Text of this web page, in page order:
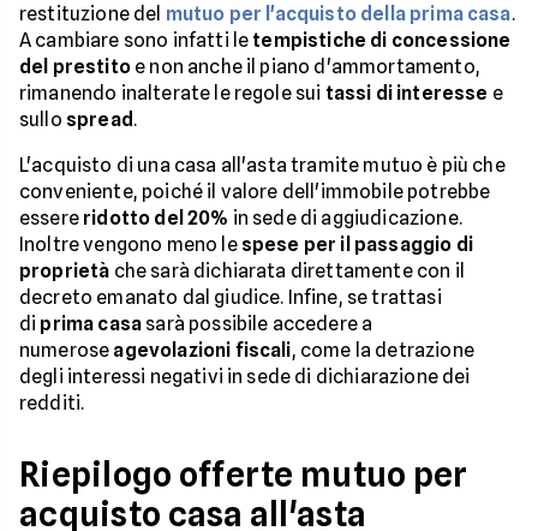
restituzione del mutuo per l'acquisto della prima casa.
A cambiare sono infatti le tempistiche di concessione
del prestitoe non anche il piano d'ammortamento,
rimanendo inalterate le regole sui tassi di interesse e
sullo spread .
L'acquisto di una casa all'asta tramite mutuo è più che
conveniente, poiché il valore dell'immobile potrebbe
essere ridotto del 20% in sede di aggiudicazione.
Inoltre vengono meno le spese per il passaggio di
proprietà che sarà dichiarata direttamente con il
decreto emanato dal giudice. Infine, se trattasi
di prima casa sarà possibile accedere a
numerose agevolazioni fiscali, come la detrazione
degli interessi negativi in sede di dichiarazione dei
redditi.
Riepilogo offerte mutuo per
acquisto casa all'asta